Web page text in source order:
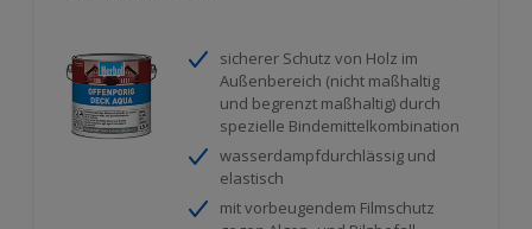
sicherer Schutz von Holz im
Außenbereich (nicht maßhaltig
und begrenzt maßhaltig) durch
spezielle Bindemittelkombination
wasserdampfdurchlässig und
elastisch
mit vorbeugendem Filmschutz